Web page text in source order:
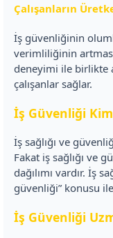
Çalışanların
İş güvenliğinin
verimliliğinin
deneyimi ile birlikte
çalışanlar sağlar.
İş Güvenliği
İş sağlığı ve
Fakat iş sağlığı ve
dağılımı vardır. İş
güvenliği” konusu
İş Güvenliği